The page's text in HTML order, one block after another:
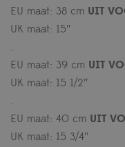
EU maat: 38 cm UIT
UK maat: 15″
.
EU maat: 39 cm UIT
UK maat: 15 1/2″
.
EU maat: 40 cm UIT
UK maat: 15 3/4″